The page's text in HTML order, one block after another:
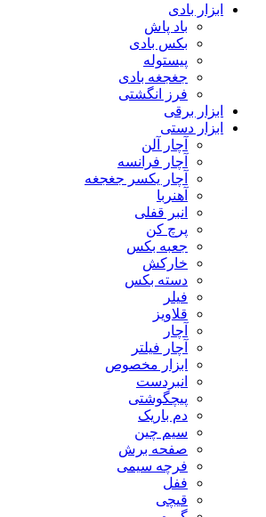
ابزار بادی
باد پاش
بکس بادی
پیستوله
جغجغه بادی
فرز انگشتی
ابزار برقی
ابزار دستی
آچار آلن
آچار فرانسه
آچار یکسر جغجغه
آهنربا
انبر قفلی
پرچ کن
جعبه بکس
خارکش
دسته بکس
فیلر
قلاویز
آچار
آچار فیلتر
ابزار مخصوص
انبردست
پیچگوشتی
دم باریک
سیم چین
صفحه برش
فرچه سیمی
ففل
قیچی